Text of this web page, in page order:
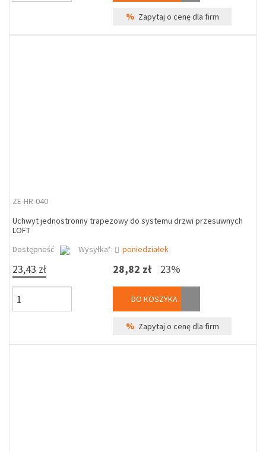
% Zapytaj o cenę dla firm
ZE-HR-040
Uchwyt jednostronny trapezowy do systemu drzwi przesuwnych
LOFT
Dostępność
Wysyłka*: poniedziałek
23,43 zł 28,82 zł 23%
DO KOSZYKA
% Zapytaj o cenę dla firm